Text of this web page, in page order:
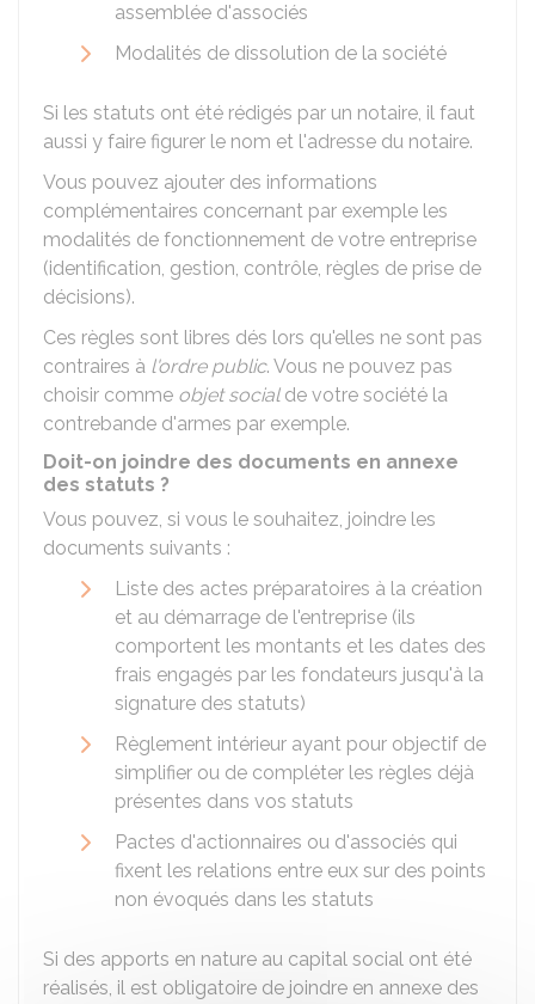
assemblée d'associés
Modalités de dissolution de la société
Si les statuts ont été rédigés par un notaire, il faut
aussi y faire figurer le nom et l'adresse du notaire.
Vous pouvez ajouter des informations
complémentaires concernant par exemple les
modalités de fonctionnement de votre entreprise
(identification, gestion, contrôle, règles de prise de
décisions).
Ces règles sont libres dés lors qu'elles ne sont pas
contraires à l'ordre public. Vous ne pouvez pas
choisir comme objet socialde votre société la
contrebande d'armes par exemple.
Doit-on joindre des documents en annexe
des statuts ?
Vous pouvez, si vous le souhaitez, joindre les
documents suivants :
Liste des actes préparatoires à la création
et au démarrage de l'entreprise (ils
comportent les montants et les dates des
frais engagés par les fondateurs jusqu'à la
signature des statuts)
Règlement intérieur ayant pour objectif de
simplifier ou de compléter les règles déjà
présentes dans vos statuts
Pactes d'actionnaires ou d'associés qui
fixent les relations entre eux sur des points
non évoqués dans les statuts
Si des apports en nature au capital social ont été
réalisés, il est obligatoire de joindre en annexe des